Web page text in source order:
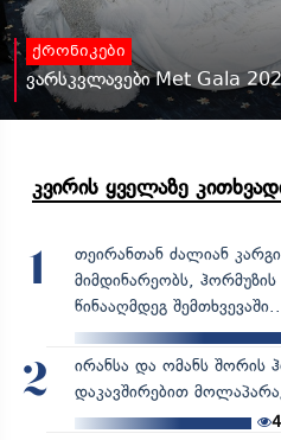
ქრონიკები
ვარსკვლავები Met Gala
კვირის ყველაზე
1
თეირანთან ძალიან
მიმდინარეობს,
წინააღმდეგ
2
ირანსა და ომანს შორის
დაკავშირებით